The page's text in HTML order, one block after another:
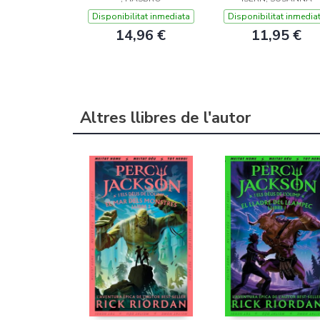
Disponibilitat inmediata
14,96 €
Disponibilitat
11,95 €
Altres llibres de l'autor